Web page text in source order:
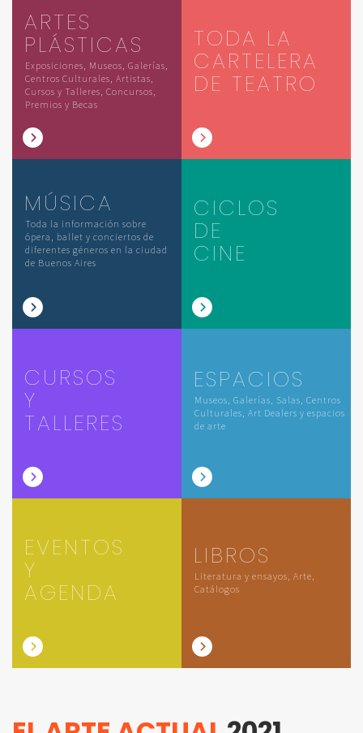
ARTES
PLÁSTICAS
Exposiciones, Museos, Galerías,
Centros Culturales, Artistas,
Cursos y Talleres, Concursos,
Premios y Becas
TODA LA
CARTELERA
DE TEATRO
MÚSICA
Toda la información sobre
ópera, ballet y conciertos de
diferentes géneros en la ciudad
de Buenos Aires
CICLOS
DE
CINE
CURSOS
Y
TALLERES
ESPACIOS
Museos, Galerías, Salas, Centros
Culturales, Art Dealers y espacios
de arte
EVENTOS
Y
AGENDA
LIBROS
Literatura y ensayos, Arte,
Catálogos